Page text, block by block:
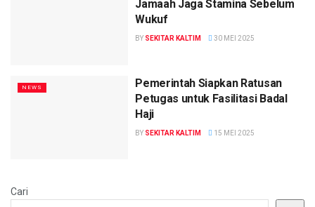
Jamaah Jaga Stamina Sebelum
Wukuf
BY SEKITAR KALTIM 30 MEI 2025
NEWS
Pemerintah Siapkan Ratusan
Petugas untuk Fasilitasi Badal
Haji
BY SEKITAR KALTIM 15 MEI 2025
Cari